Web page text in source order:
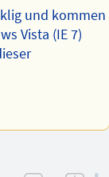
und kommen
Vista (IE 7)